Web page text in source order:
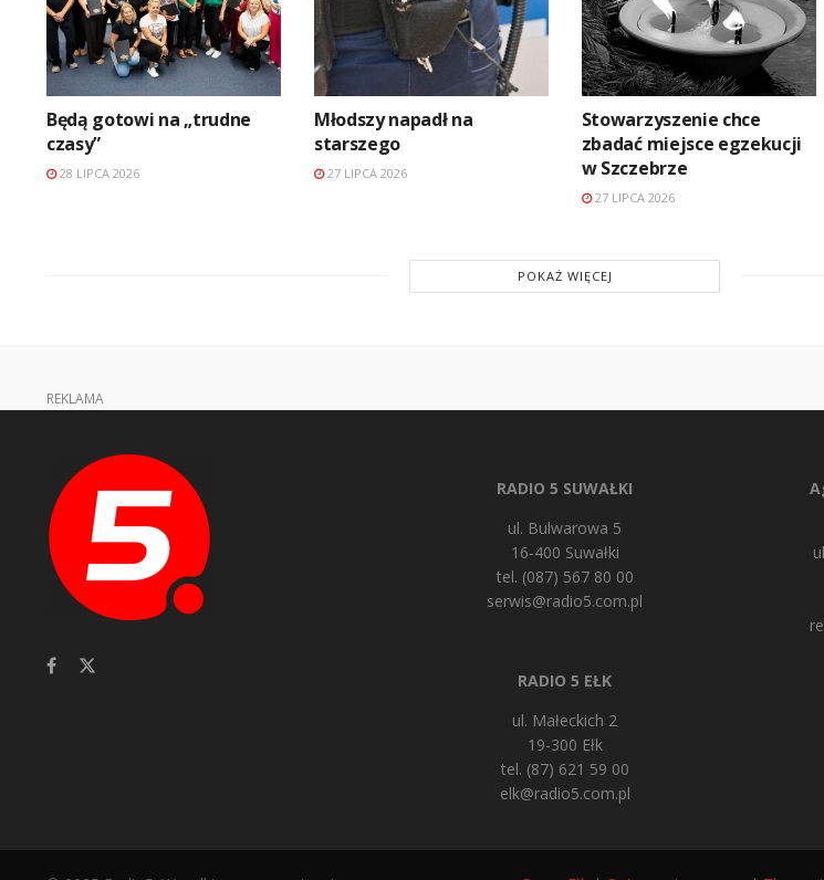
Będą gotowi na „trudne
czasy”
28 LIPCA 2026
Młodszy napadł na
starszego
27 LIPCA 2026
Stowarzyszenie chce
zbadać miejsce egzekucji
w Szczebrze
27 LIPCA 2026
POKAŻ WIĘCEJ
REKLAMA
RADIO 5 SUWAŁKI
ul. Bulwarowa 5
16-400 Suwałki
tel. (087) 567 80 00
serwis@radio5.com.pl
RADIO 5 EŁK
ul. Małeckich 2
19-300 Ełk
tel. (87) 621 59 00
elk@radio5.com.pl